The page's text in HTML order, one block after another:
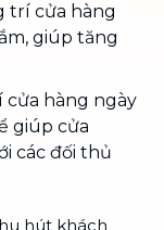
trí cửa hàng
giúp tăng
cửa hàng ngày
giúp cửa
các đối thủ